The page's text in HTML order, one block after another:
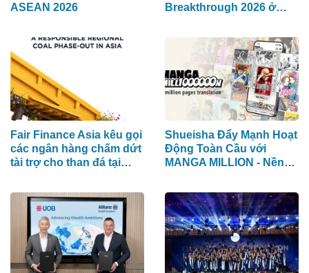
ASEAN 2026
Breakthrough 2026 ở
Mạng Xã Hội, Phân Phối
Thông Cáo Báo Chí và
Tối Ưu Hóa Công Cụ Trả
Lời (AEO)
Fair Finance Asia kêu gọi
các ngân hàng chấm dứt
tài trợ cho than đá tại
các biện pháp bảo vệ xã
Shueisha Đẩy Mạnh Hoạt
Động Toàn Cầu với
MANGA MILLION - Nền
Tranh Nhật Bản) Hỗ Trợ
100 Ngôn Ngữ